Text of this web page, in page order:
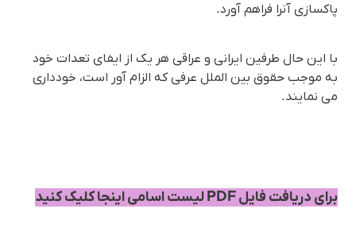
پاکسازی آنرا فراهم آورد.
با این حال طرفین ایرانی و عراقی هر یک از ایفای تعدات خود
به موجب حقوق بین الملل عرفی که الزام آور است، خودداری
می نمایند.
برای دریافت فایل PDF لیست اسامی اینجا کلیک کنید